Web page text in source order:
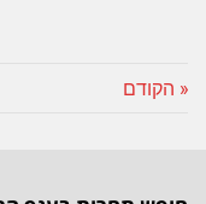
« הקודם